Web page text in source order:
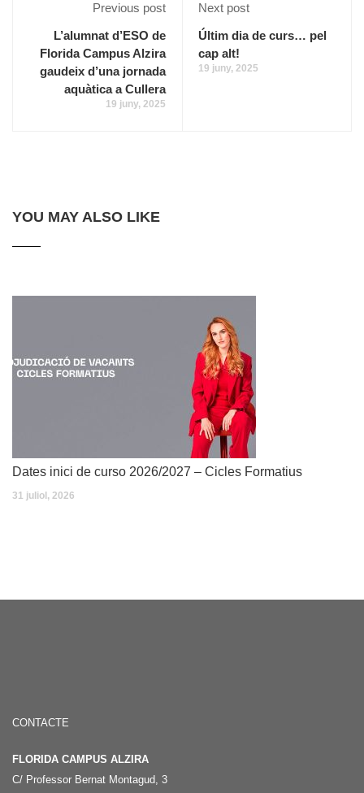
Previous post
L’alumnat d’ESO de
Florida Campus Alzira
gaudeix d’una jornada
aquàtica a Cullera
19 juny, 2025
Next post
Últim dia de curs… pel
cap alt!
19 juny, 2025
YOU MAY ALSO LIKE
Dates inici de curso 2026/2027 – Cicles Formatius
31 juliol, 2026
CONTACTE
FLORIDA CAMPUS ALZIRA
C/ Professor Bernat Montagud, 3